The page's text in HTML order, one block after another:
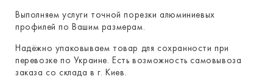
Выполняем услуги точной порезки алюминиевых
профилей по Вашим размерам.
Надёжно упаковываем товар для сохранности при
перевозке по Украине. Есть возможность самовывоза
заказа со склада в г. Киев.